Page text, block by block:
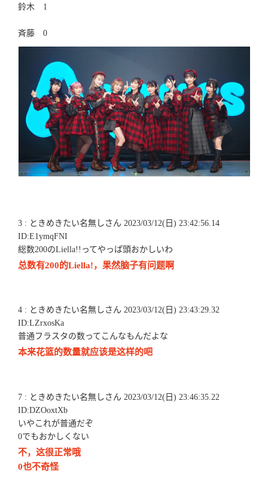
鈴木 1
斉藤 0
3 : ときめきたい名無しさん 2023/03/12(日) 23:42:56.14
ID:E1ymqFNI
総数200のLiella!!ってやっぱ頭おかしいわ
总数有200的Liella!，果然脑子有问题啊
4 : ときめきたい名無しさん 2023/03/12(日) 23:43:29.32
ID:LZrxosKa
普通フラスタの数ってこんなもんだよな
本来花篮的数量就应该是这样的吧
7 : ときめきたい名無しさん 2023/03/12(日) 23:46:35.22
ID:DZOoxtXb
いやこれが普通だぞ
0でもおかしくない
不，这很正常哦
0也不奇怪